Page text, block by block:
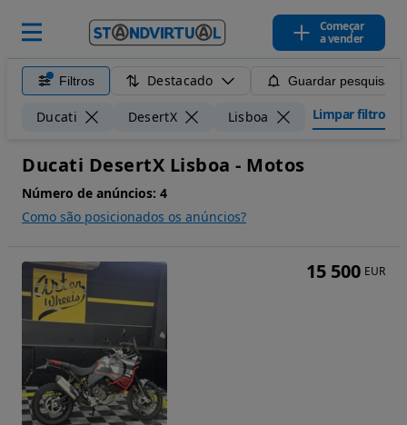
Começar
a vender
Filtros Destacado Guardar pesquisa
Ducati DesertX Lisboa Limpar filtros
Ducati DesertX Lisboa - Motos
Número de anúncios: 4
Como são posicionados os anúncios?
15 500 EUR